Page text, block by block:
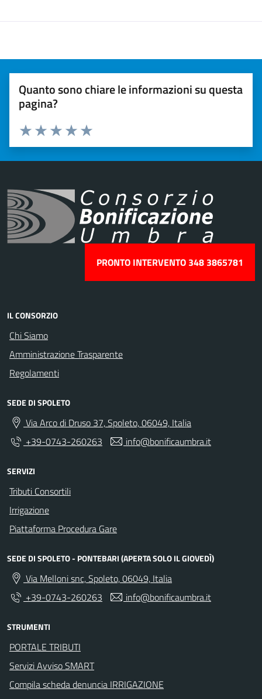
Quanto sono chiare le informazioni su questa
pagina?
Valuta 5 stelle su 5
Valuta 4 stelle su 5
Valuta 3 stelle su 5
Valuta 2 stelle su 5
Valuta 1 stelle su 5
PRONTO INTERVENTO 348 3865781
IL CONSORZIO
Chi Siamo
Amministrazione Trasparente
Regolamenti
SEDE DI SPOLETO
Via Arco di Druso 37, Spoleto, 06049, Italia
+39-0743-260263
info@bonificaumbra.it
SERVIZI
Tributi Consortili
Irrigazione
Piattaforma Procedura Gare
SEDE DI SPOLETO - PONTEBARI (APERTA SOLO IL GIOVEDÌ)
Via Melloni snc, Spoleto, 06049, Italia
+39-0743-260263
info@bonificaumbra.it
STRUMENTI
PORTALE TRIBUTI
Servizi Avviso SMART
Compila scheda denuncia IRRIGAZIONE